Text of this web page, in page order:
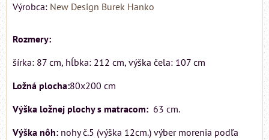
Výrobca: New Design Burek Hanko
Rozmery:
šírka: 87 cm, hĺbka: 212 cm, výška čela: 107 cm
Ložná plocha:80x200 cm
Výška ložnej plochy s matracom: 63 cm.
Výška nôh: nohy č.5 (výška 12cm.) výber morenia podľa